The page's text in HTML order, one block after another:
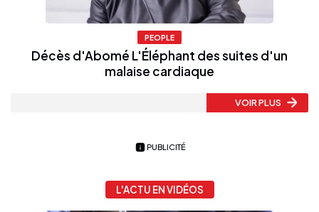
PEOPLE
Décès d'Abomé L'Éléphant des suites d'un
malaise cardiaque
VOIR PLUS
PUBLICITÉ
L'ACTU EN VIDÉOS